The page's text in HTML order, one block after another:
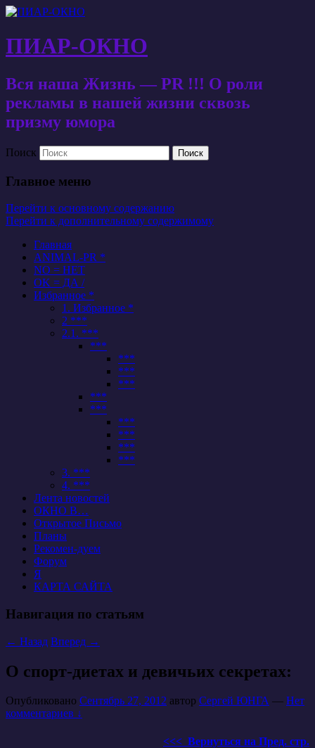
ПИАР-ОКНО
Вся наша Жизнь — PR !!! О роли
рекламы в нашей жизни сквозь
призму юмора
Поиск
Главное меню
Перейти к основному содержанию
Перейти к дополнительному содержимому
Главная
ANIMAL-PR *
NO = НЕТ
OK = ДА /
Избранное *
1. Избранное *
2 ***
2.1. ***
***
***
***
***
***
***
***
***
***
***
3. ***
4. ***
Лента новостей
ОКНО В…
Открытое Письмо
Планы
Рекомен-дуем
Форум
Я
КАРТА САЙТА
Навигация по статьям
← Назад Вперед →
О спорт-диетах и девичьих секретах:
Опубликовано Сентябрь 27, 2012 автор Сергей ЮНГА — Нет
комментариев ↓
<<< Вернуться на Пред. стр.